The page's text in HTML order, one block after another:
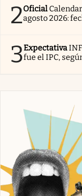
2Oficial
agosto 2026:
3Expectativa
fue el IPC,